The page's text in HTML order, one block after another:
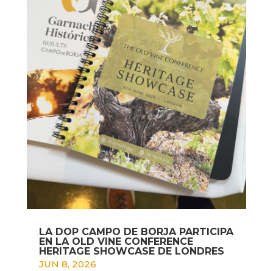
LA DOP CAMPO DE BORJA PARTICIPA
EN LA OLD VINE CONFERENCE
HERITAGE SHOWCASE DE LONDRES
JUN 8, 2026